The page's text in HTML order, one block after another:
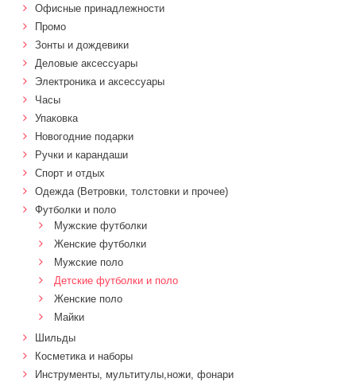
Офисные принадлежности
Промо
Зонты и дождевики
Деловые аксессуары
Электроника и аксессуары
Часы
Упаковка
Новогодние подарки
Ручки и карандаши
Спорт и отдых
Одежда (Ветровки, толстовки и прочее)
Футболки и поло
Мужские футболки
Женские футболки
Мужские поло
Детские футболки и поло
Женские поло
Майки
Шильды
Косметика и наборы
Инструменты, мультитулы,ножи, фонари